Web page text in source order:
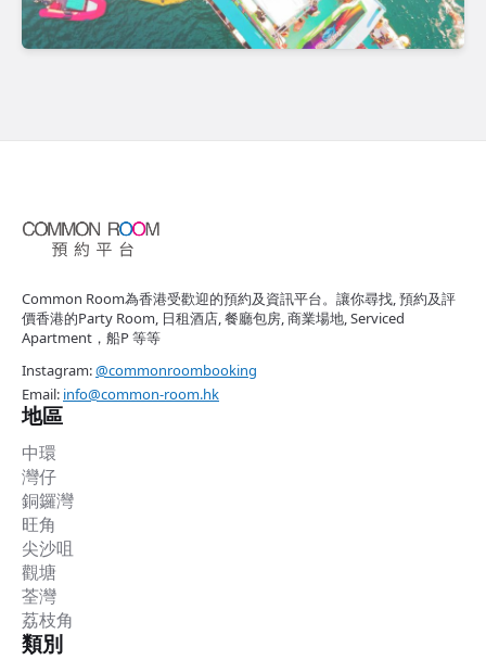
Common Room為香港受歡迎的預約及資訊平台。讓你尋找, 預約及評
價香港的Party Room, 日租酒店, 餐廳包房, 商業場地, Serviced
Apartment，船P 等等
Instagram:@commonroombooking
Email: info@common-room.hk
地區
中環
灣仔
銅鑼灣
旺角
尖沙咀
觀塘
荃灣
荔枝角
類別